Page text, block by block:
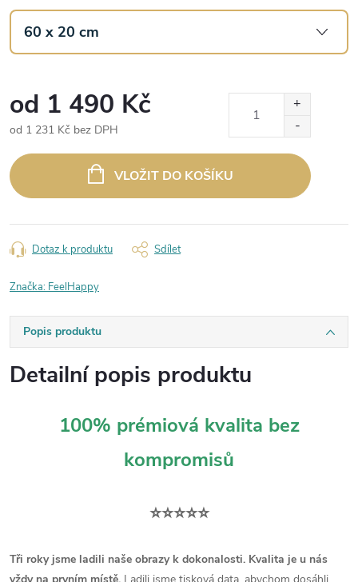
od 1 490 Kč
od 1 231 Kč bez DPH
cena:
VLOŽIT DO KOŠÍKU
Dotaz k produktu Sdílet
Značka: FeelHappy
Popis produktu
Detailní popis produktu
100% prémiová kvalita bez
kompromisů
⭐⭐⭐⭐⭐
Tři roky jsme ladili naše obrazy k dokonalosti. Kvalita je u nás
vždy na prvním místě. Ladili jsme tisková data, abychom dosáhli